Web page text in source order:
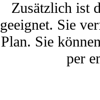
Zusätzlich ist
geeignet. Sie
Plan. Sie
per